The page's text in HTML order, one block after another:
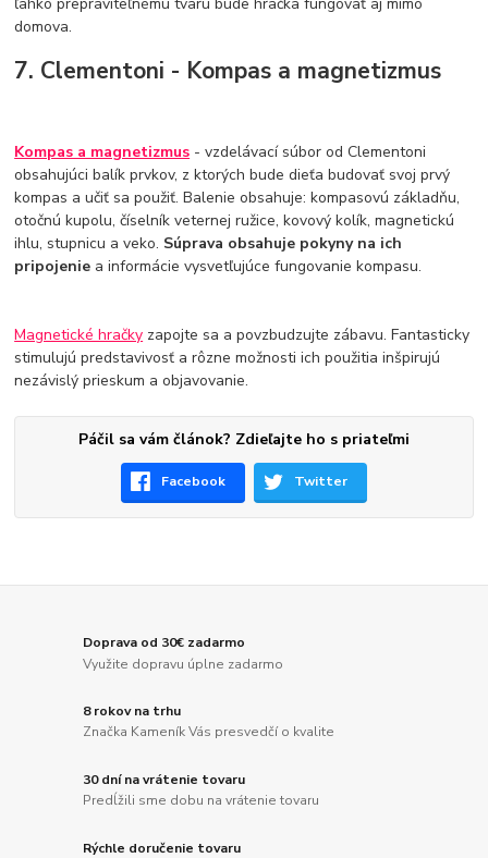
domova.
7. Clementoni - Kompas a magnetizmus
Kompas a magnetizmus - vzdelávací súbor od Clementoni
obsahujúci balík prvkov, z ktorých bude dieťa budovať svoj prvý
kompas a učiť sa použiť. Balenie obsahuje: kompasovú základňu,
otočnú kupolu, číselník veternej ružice, kovový kolík, magnetickú
ihlu, stupnicu a veko. Súprava obsahuje pokyny na ich
pripojenie a informácie vysvetľujúce fungovanie kompasu.
Magnetické hračky zapojte sa a povzbudzujte zábavu. Fantasticky
stimulujú predstavivosť a rôzne možnosti ich použitia inšpirujú
nezávislý prieskum a objavovanie.
Páčil sa vám článok? Zdieľajte ho s priateľmi
Facebook Twitter
Doprava od 30€ zadarmo
Využite dopravu úplne zadarmo
8 rokov na trhu
Značka Kameník Vás presvedčí o kvalite
30 dní na vrátenie tovaru
Predĺžili sme dobu na vrátenie tovaru
Rýchle doručenie tovaru